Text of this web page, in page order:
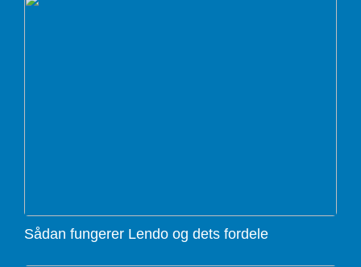
Sådan fungerer Lendo og dets fordele